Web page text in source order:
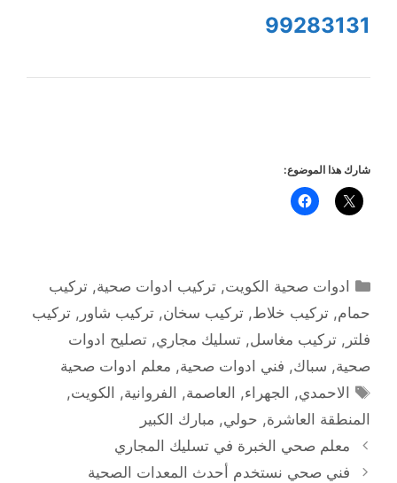
99283131
شارك هذا الموضوع:
التصنيفات
ادوات صحية الكويت,تركيب ادوات صحية,تركيب
حمام, تركيب خلاط, تركيب سخان, تركيب شاور , تركيب
فلتر , تركيب مغاسل, تسليك مجاري, تصليح ادوات
صحية, سباك, فني ادوات صحية, معلم ادوات صحية
الوسوم
الاحمدي, الجهراء, العاصمة, الفروانية, الكويت,
المنطقة العاشرة, حولي, مبارك الكبير
معلم صحي الخبرة في تسليك المجاري
فني صحي نستخدم أحدث المعدات الصحية